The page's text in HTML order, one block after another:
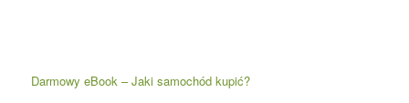
Darmowy eBook – Jaki samochód kupić?